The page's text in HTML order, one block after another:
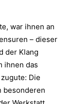
war ihnen an
– dieser
der Klang
ihnen das
Die
besonderen